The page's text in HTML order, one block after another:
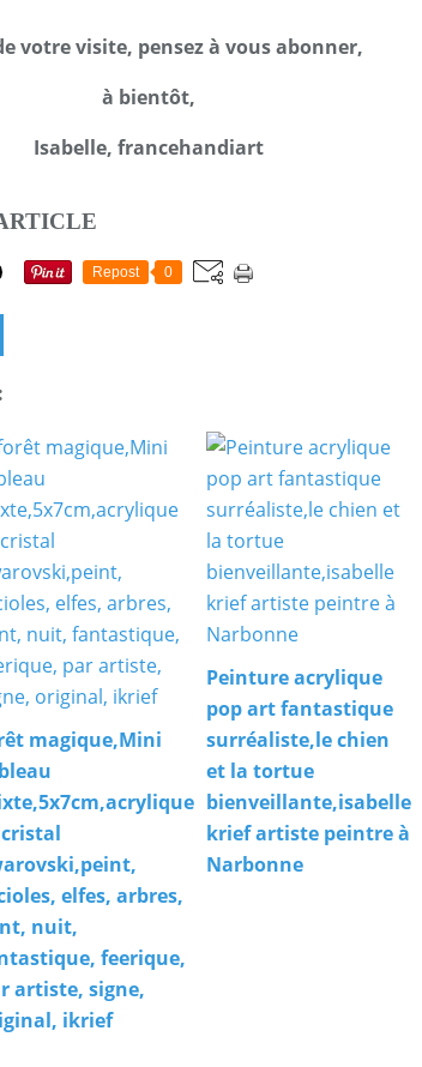
votre visite, pensez à vous abonner,
à bientôt,
Isabelle, francehandiart
Repost 0
magique,Mini
elfes, arbres,
nuit,
feerique,
artiste, signe,
ikrief
Peinture acrylique
pop art fantastique
surréaliste,le chien
et la tortue
bienveillante,isabelle
krief artiste peintre à
Narbonne